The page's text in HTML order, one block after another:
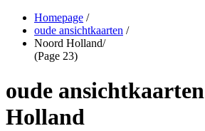
Homepage /
oude ansichtkaarten /
Noord Holland/
(Page 23)
oude
Holland